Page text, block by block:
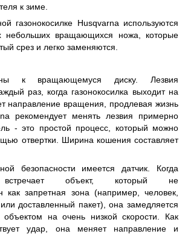
к зиме.
газонокосилке Husqvarna используются
небольших вращающихся ножа, которые
срез и легко заменяются.
к вращающемуся диску. Лезвия
раз, когда газонокосилка выходит на
направление вращения, продлевая жизнь
рекомендует менять лезвия примерно
- это простой процесс, который можно
отвертки. Ширина кошения составляет
безопасности имеется датчик. Когда
встречает объект, который не
как запретная зона (например, человек,
доставленный пакет), она замедляется
объектом на очень низкой скорости. Как
удар, она меняет направление и